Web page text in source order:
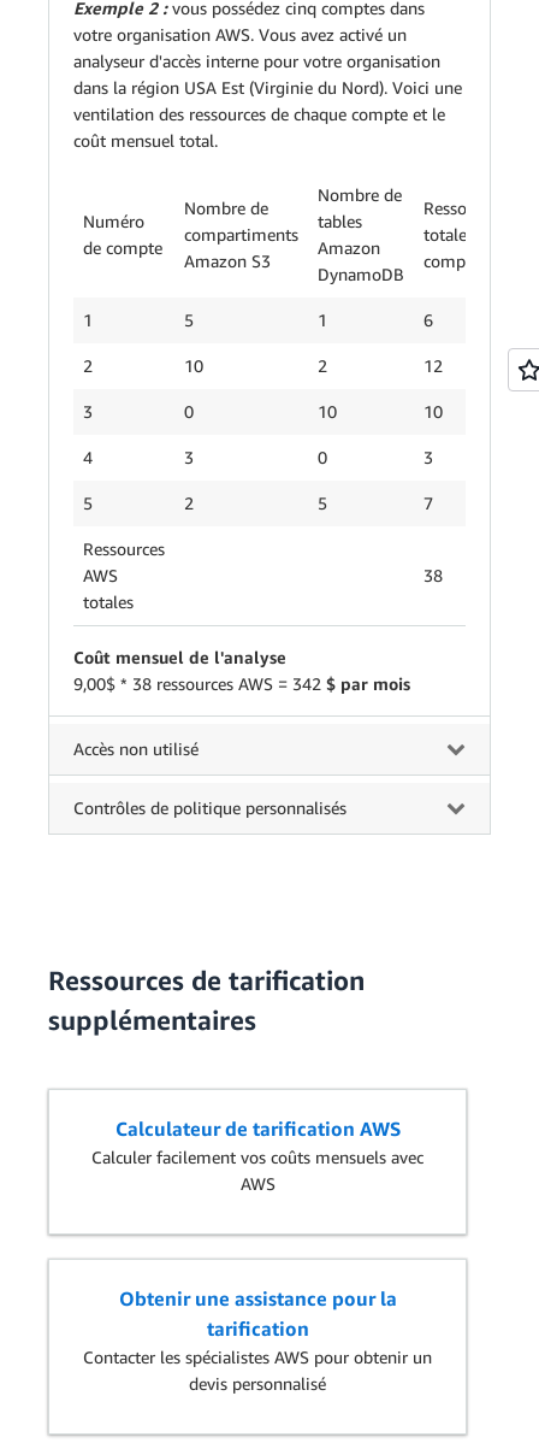
Exemple 2 :vous possédez cinq comptes dans
votre organisation AWS. Vous avez activé un
analyseur d'accès interne pour votre organisation
dans la région USA Est (Virginie du Nord). Voici une
ventilation des ressources de chaque compte et le
coût mensuel total.
Numéro
de compte
Nombre de
compartiments
Amazon S3
Nombre de
tables
Amazon
DynamoDB
Ressources
totales par
compte
1 5 1 6
2 10 2 12
3 0 10 10
4 3 0 3
5 2 5 7
Ressources
AWS
totales
38
Coût mensuel de l'analyse
9,00$ * 38 ressources AWS = 342 $ par mois
Accès non utilisé
Contrôles de politique personnalisés
Ressources de tarification
supplémentaires
Calculateur de tarification AWS
Calculer facilement vos coûts mensuels avec
AWS
Obtenir une assistance pour la
tarification
Contacter les spécialistes AWS pour obtenir un
devis personnalisé